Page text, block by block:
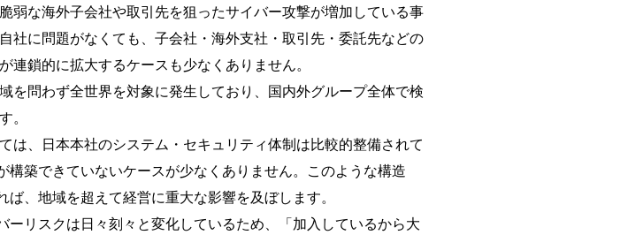
弱な海外子会社や取引先を狙ったサイバー攻撃が増加している事
社に問題がなくても、子会社・海外支社・取引先・委託先などの
連鎖的に拡大するケースも少なくありません。
を問わず全世界を対象に発生しており、国内外グループ全体で検
。
は、日本本社のシステム・セキュリティ体制は比較的整備されて
築できていないケースが少なくありません。このような構造
、地域を超えて経営に重大な影響を及ぼします。
リスクは日々刻々と変化しているため、「加入しているから大